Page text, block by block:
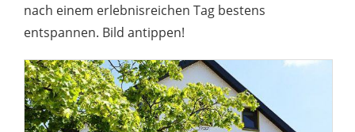
nach einem erlebnisreichen Tag bestens
entspannen. Bild antippen!